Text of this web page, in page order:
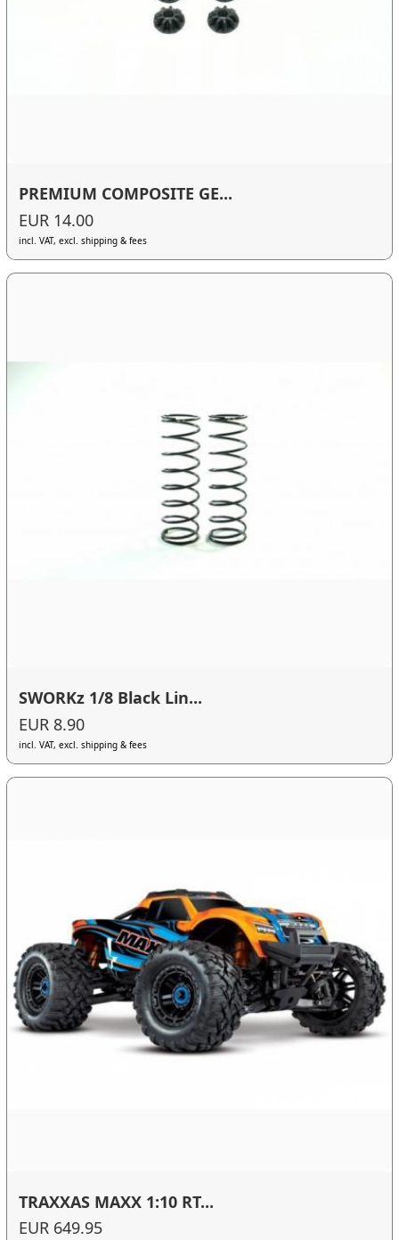
PREMIUM COMPOSITE GE...
EUR 14.00
incl. VAT, excl. shipping & fees
SWORKz 1/8 Black Lin...
EUR 8.90
incl. VAT, excl. shipping & fees
TRAXXAS MAXX 1:10 RT...
EUR 649.95